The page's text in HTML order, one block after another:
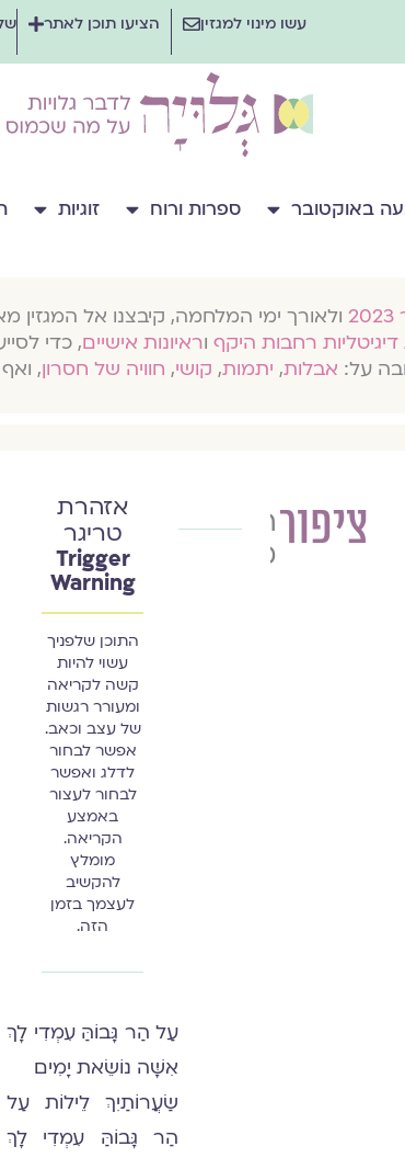
עשו מינוי למגזין הציעו תוכן לאתר
באוקטובר ספרות ורוח זוגיות
ולאורך ימי המלחמה, קיבצנו אל המגזין
רחבות היקף וראיונות אישיים, כדי
על: אבלות, יתמות, קושי, חוויה של חסרון,
ציפוררונית
מזוז
אזהרת
טריגר
Trigger
Warning
התוכן שלפניך
עשוי להיות
קשה לקריאה
ומעורר רגשות
של עצב וכאב.
אפשר לבחור
לדלג ואפשר
לבחור לעצור
באמצע
הקריאה.
מומלץ
להקשיב
לעצמך בזמן
הזה.
עַל הַר גָּבוֹהַּ עִמְדִי לָךְ
אִשָּׁה נוֹשֵׂאת יָמִים
שַׂעֲרוֹתַיִךְ לֵילוֹת עַל
הַר גָּבוֹהַּ עִמְדִי לָךְ